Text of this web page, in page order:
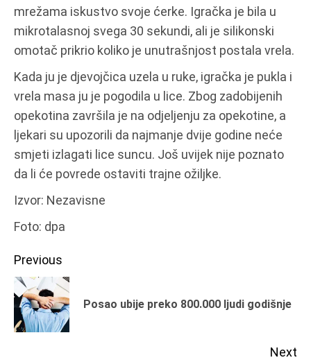
mrežama iskustvo svoje ćerke. Igračka je bila u
mikrotalasnoj svega 30 sekundi, ali je silikonski
omotač prikrio koliko je unutrašnjost postala vrela.
Kada ju je djevojčica uzela u ruke, igračka je pukla i
vrela masa ju je pogodila u lice. Zbog zadobijenih
opekotina završila je na odjeljenju za opekotine, a
ljekari su upozorili da najmanje dvije godine neće
smjeti izlagati lice suncu. Još uvijek nije poznato
da li će povrede ostaviti trajne ožiljke.
Izvor: Nezavisne
Foto: dpa
Continue
Reading
Previous
Posao ubije preko 800.000 ljudi godišnje
Next